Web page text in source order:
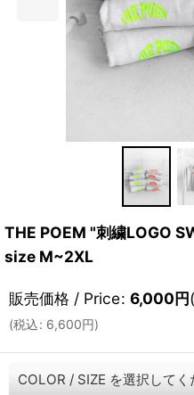
THE POEM "刺繍LOGO
size M~2XL
販売価格 / Price: 6,000円
(税込: 6,600円)
COLOR / SIZE を選択してく